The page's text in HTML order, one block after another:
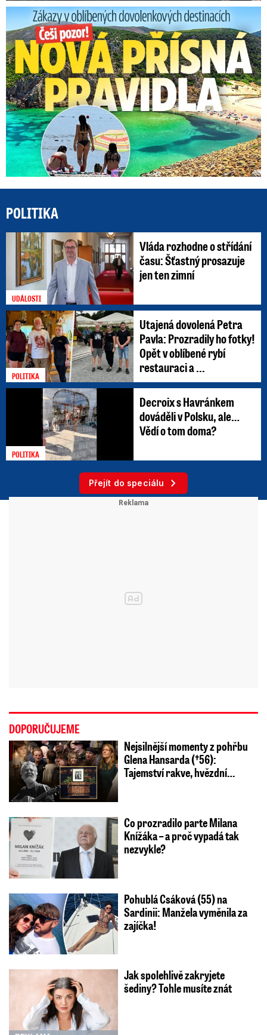
Zákazy v dovolenkových rájích: Restrikce proti naháčům!
POLITIKA
UDÁLOSTI
Vláda rozhodne o střídání
času: Šťastný prosazuje
jen ten zimní
POLITIKA
Utajená dovolená Petra
Pavla: Prozradily ho fotky!
Opět v oblíbené rybí
restauraci a ...
POLITIKA
Decroix s Havránkem
dováděli v Polsku, ale…
Vědí o tom doma?
Přejít do speciálu
DOPORUČUJEME
Nejsilnější momenty z pohřbu
Glena Hansarda (†56):
Tajemství rakve, hvězdní…
Co prozradilo parte Milana
Knížáka – a proč vypadá tak
nezvykle?
Pohublá Csáková (55) na
Sardinii: Manžela vyměnila za
zajíčka!
Jak spolehlivě zakryjete
šediny? Tohle musíte znát